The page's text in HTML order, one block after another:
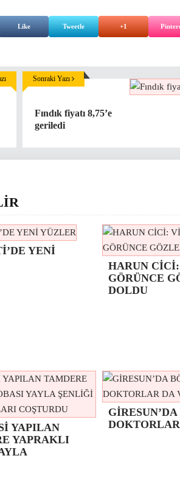
Like Tweetle +1
Fındık fiyatı 8,75’e
geriledi
Sonraki Yazı
YENİ
HARUN
GÖRÜNCE
DOLDU
YAPILAN
YAPRAKLI